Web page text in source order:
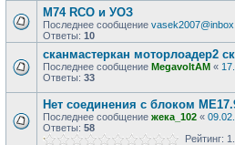
M74 RCO и УОЗ
Последнее сообщение
Ответы: 10
сканмастеркан моторлоадер2
Последнее сообщение MegavoltAM «
Ответы: 33
Нет соединения с блоком
Последнее сообщение жека_102 «
Ответы: 58
Рейтинг: